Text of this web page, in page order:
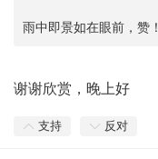
雨中即景如在眼前，赞！
谢谢欣赏，晚上好
支持 反对